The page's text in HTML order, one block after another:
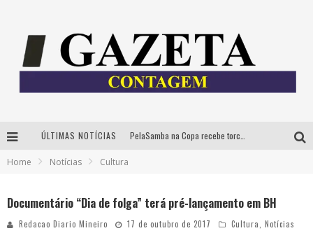
ÚLTIMAS NOTÍCIAS
Espetáculo “Allan Kardec – Um Olhar para a Eternidade” desembarca em BH na próxima semana
Home Notícias Cultura
Documentário “Dia de folga” terá pré-lançamento em BH
Redacao Diario Mineiro 17 de outubro de 2017 Cultura Notícias